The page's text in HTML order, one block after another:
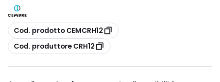
copia
Cod. prodotto CEMCRH12
copia
Cod. produttore CRH12